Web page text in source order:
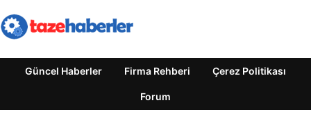
Güncel Haberler Firma Rehberi Çerez Politikası
Forum